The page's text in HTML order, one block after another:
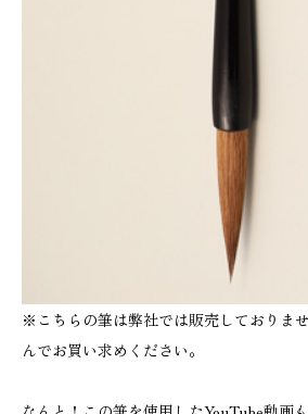
※こちらの筆は弊社では販売しておりま
んでお買い求めください。